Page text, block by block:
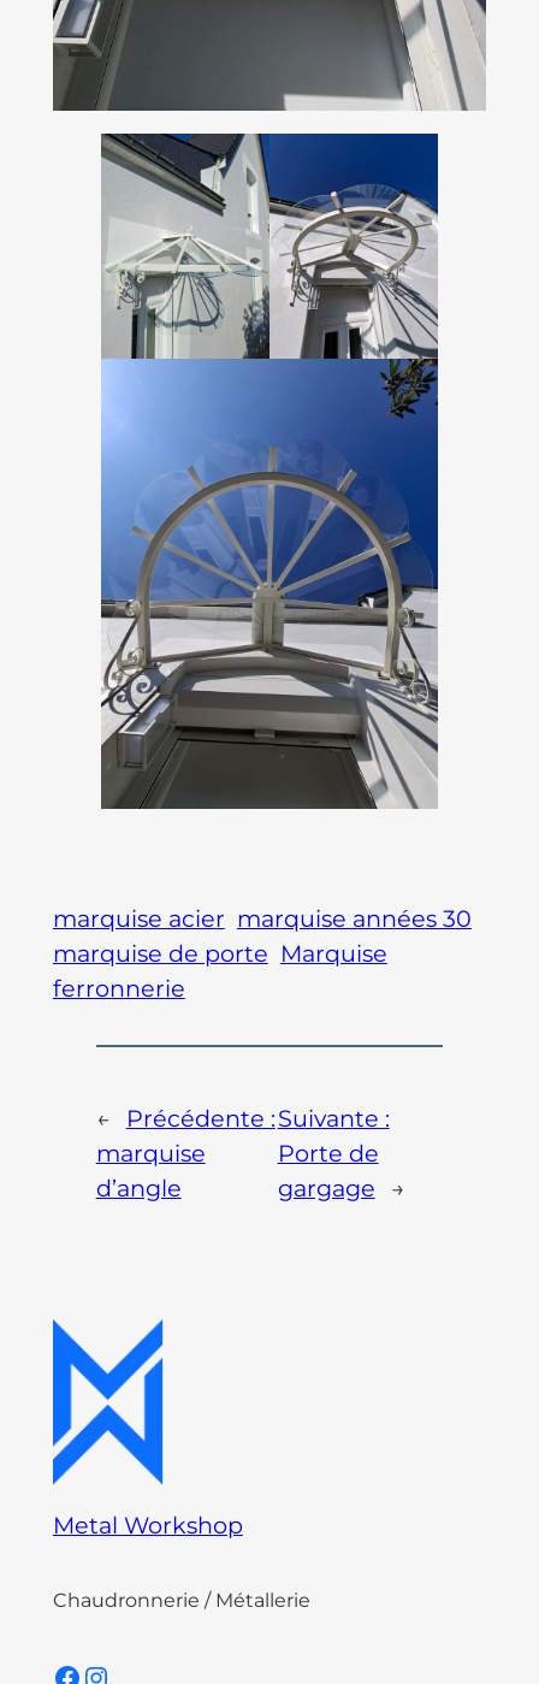
marquise acier marquise années 30
marquise de porte Marquise
ferronnerie
←
Précédente :
marquise
d’angle
Suivante :
Porte de
gargage
→
Metal Workshop
Chaudronnerie / Métallerie
Facebook Instagram